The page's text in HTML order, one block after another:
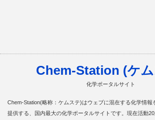
Chem-Station (ケ
化学ポータルサイト
Chem-Station(略称：ケムステ)はウェブに混在する化学情報
提供する、国内最大の化学ポータルサイトです。現在活動